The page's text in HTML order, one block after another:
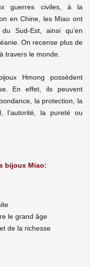
guerres civiles, à la
en Chine, les Miao ont
Sud-Est, ainsi qu’en
On recense plus de
travers le monde.
Hmong possèdent
En effet, ils peuvent
la protection, la
l’autorité, la pureté ou
bijoux Miao:
le grand âge
de la richesse